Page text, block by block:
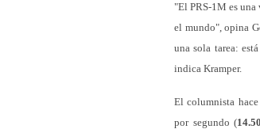
"El PRS-1M es una
el mundo", opina
una sola tarea:
indica Kramper.
El columnista
por segundo (